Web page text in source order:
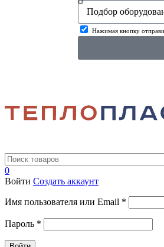
Нажимая кнопку
0
Войти Создать аккаунт
Имя пользователя или Email *
Пароль *